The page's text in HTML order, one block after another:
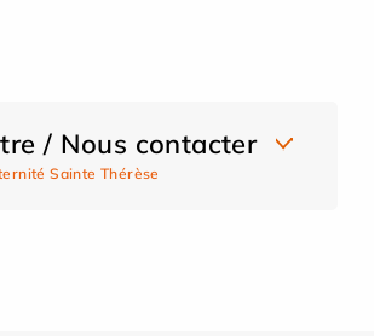
/ Nous contacter
Sainte Thérèse